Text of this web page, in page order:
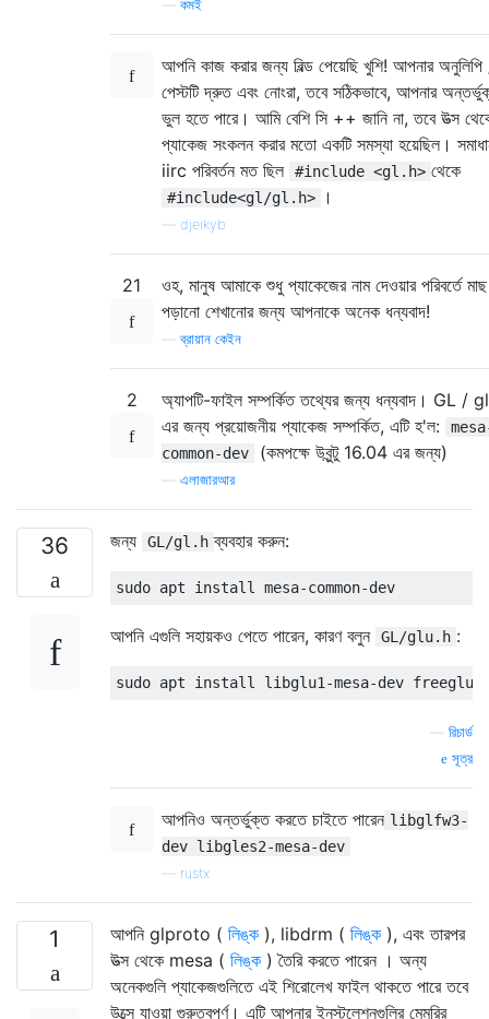
কমই
আপনি কাজ করার জন্য বিল্ড পেয়েছি খুশি! আপনার
পেস্টটি দ্রুত এবং নোংরা, তবে সঠিকভাবে, আপনার
ভুল হতে পারে। আমি বেশি সি ++ জানি না, তবে উত্স
প্যাকেজ সংকলন করার মতো একটি সমস্যা হয়েছিল।
iirc পরিবর্তন মত ছিল
#include <gl.h> থেকে
#include<gl/gl.h> ।
djeikyb
21
ওহ, মানুষ আমাকে শুধু প্যাকেজের নাম দেওয়ার পরিবর্তে মাছ
পড়ানো শেখানোর জন্য আপনাকে অনেক ধন্যবাদ!
—ব্রায়ান কেইন
2
অ্যাপটি-ফাইল সম্পর্কিত তথ্যের জন্য ধন্যবাদ। GL /
এর জন্য প্রয়োজনীয় প্যাকেজ সম্পর্কিত, এটি হ'ল:
common-dev
(কমপক্ষে উবুন্টু 16.04 এর জন্য)
এলাজারআর
36 জন্য GL/gl.h ব্যবহার করুন:
আপনি এগুলি সহায়কও পেতে পারেন, কারণ বলুন GL/glu.h :
রিচার্ড
সূত্র
আপনিও অন্তর্ভুক্ত করতে চাইতে পারেন libglfw3-
dev libgles2-mesa-dev
rustx
1 আপনি glproto ( লিঙ্ক ), libdrm ( লিঙ্ক ), এবং তারপর
উত্স থেকে mesa ( লিঙ্ক ) তৈরি করতে পারেন । অন্য
অনেকগুলি প্যাকেজগুলিতে এই শিরোলেখ ফাইল থাকতে পারে তবে
উত্সে যাওয়া গুরুত্বপূর্ণ। এটি আপনার ইনস্টলেশনগুলির মেমরির